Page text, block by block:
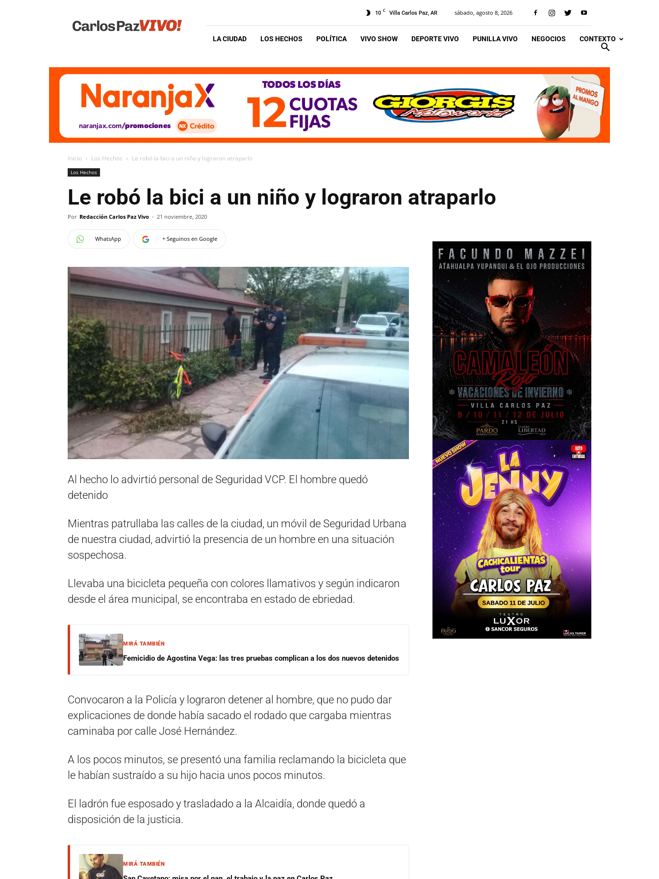
Vivo
10 C Villa Carlos Paz, AR sábado, agosto 8, 2026
LA CIUDAD LOS HECHOS POLÍTICA VIVO SHOW DEPORTE VIVO PUNILLA VIVO NEGOCIOS CONTEXTO
Inicio Los Hechos Le robó la bici a un niño y lograron atraparlo
Los Hechos
Le robó la bici a un niño y lograron atraparlo
Por Redacción Carlos Paz Vivo - 21 noviembre, 2020
WhatsApp + Seguinos en Google
Al hecho lo advirtió personal de Seguridad VCP. El hombre quedó
detenido
Mientras patrullaba las calles de la ciudad, un móvil de Seguridad Urbana
de nuestra ciudad, advirtió la presencia de un hombre en una situación
sospechosa.
Llevaba una bicicleta pequeña con colores llamativos y según indicaron
desde el área municipal, se encontraba en estado de ebriedad.
MIRÁ TAMBIÉN
Femicidio de Agostina Vega: las tres pruebas complican a los dos nuevos detenidos
Convocaron a la Policía y lograron detener al hombre, que no pudo dar
explicaciones de donde había sacado el rodado que cargaba mientras
caminaba por calle José Hernández.
A los pocos minutos, se presentó una familia reclamando la bicicleta que
le habían sustraído a su hijo hacia unos pocos minutos.
El ladrón fue esposado y trasladado a la Alcaidía, donde quedó a
disposición de la justicia.
MIRÁ TAMBIÉN